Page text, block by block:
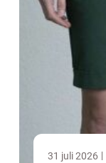
31 juli 2026